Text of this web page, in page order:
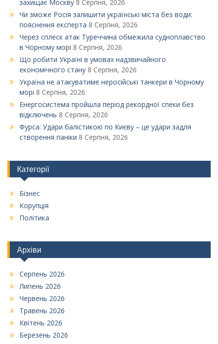
захищає Москву 8 Серпня, 2026
Чи зможе Росія залишити українські міста без води:
пояснення експерта 8 Серпня, 2026
Через сплеск атак Туреччина обмежила судноплавство
в Чорному морі 8 Серпня, 2026
Що робити Україні в умовах надзвичайного
економічного стану 8 Серпня, 2026
Україна не атакуватиме неросійські танкери в Чорному
морі 8 Серпня, 2026
Енергосистема пройшла період рекордної спеки без
відключень 8 Серпня, 2026
Фурса: Удари балістикою по Києву – це удари задля
створення паніки 8 Серпня, 2026
Категорії
Бізнес
Корупція
Політика
Архіви
Серпень 2026
Липень 2026
Червень 2026
Травень 2026
Квітень 2026
Березень 2026